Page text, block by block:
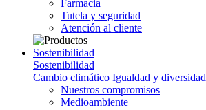
Farmacia
Tutela y seguridad
Atención al cliente
Sostenibilidad
Sostenibilidad
Cambio climático Igualdad y diversidad
Nuestros compromisos
Medioambiente